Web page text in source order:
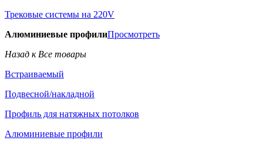
Трековые системы на 220V
Алюминиевые профилиПросмотреть
Назад к Все товары
Встраиваемый
Подвесной/накладной
Профиль для натяжных потолков
Алюминиевые профили